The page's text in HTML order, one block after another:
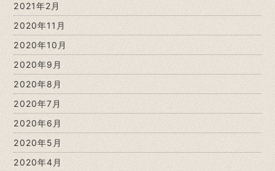
2021年2月
2020年11月
2020年10月
2020年9月
2020年8月
2020年7月
2020年6月
2020年5月
2020年4月